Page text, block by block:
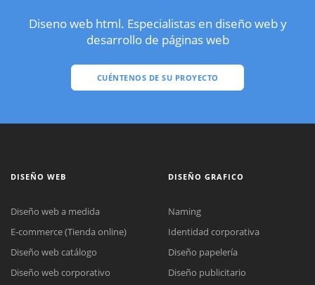
Diseno web html. Especialistas en diseño web y
desarrollo de páginas web
CUÉNTENOS DE SU PROYECTO
DISEÑO WEB
Diseño web a medida
E-commerce (Tienda online)
Diseño web catálogo
Diseño web corporativo
DISEÑO GRAFICO
Naming
Identidad corporativa
Diseño papelería
Diseño publicitario